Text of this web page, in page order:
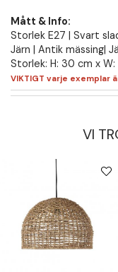
Mått & Info:
Storlek E27 | Svart
Järn | Antik mässing|
Storlek: H: 30 cm x
VIKTIGT varje exemplar
VI